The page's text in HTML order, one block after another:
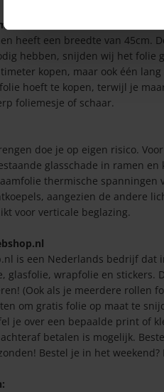
bestellen?
heeft een breedte van 45cm.
hebben, snijden wij het folie
kopen, maar ook één
hoeft te kopen, terwijl je
foliemesje of schaar.
doe je op eigen risico.
glasschade in ramen
thermische spanningen
aangezien de andere
voor verticale beglazing.
is een Nederlands bedrijf dat
glasfolie, wrapfolie en
(Ook als je meerdere rollen
om gratis folie op maat te
je over een bepaalde print of
betalen is mogelijk.
Bestel je in het